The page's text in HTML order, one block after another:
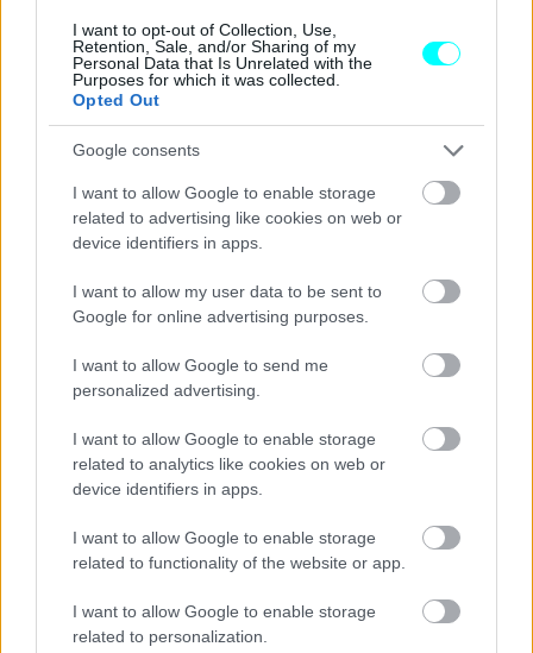
I want to opt-out of Collection, Use,
Retention, Sale, and/or Sharing of my
Personal Data that Is Unrelated with the
Purposes for which it was collected.
Opted Out
Google consents
I want to allow Google to enable storage
related to advertising like cookies on web or
device identifiers in apps.
I want to allow my user data to be sent to
Google for online advertising purposes.
I want to allow Google to send me
personalized advertising.
I want to allow Google to enable storage
related to analytics like cookies on web or
device identifiers in apps.
I want to allow Google to enable storage
related to functionality of the website or app.
I want to allow Google to enable storage
related to personalization.
Διαβάστε επίσης: